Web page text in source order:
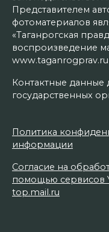
Представителем
фотоматериалов
«Таганрогская
воспроизведение
Контактные данные
государственных
Политика
информации
Согласие на
помощью сервисов
top.mail.ru